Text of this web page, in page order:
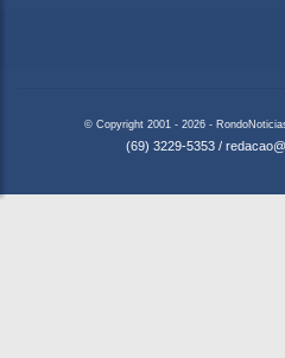
© Copyright 2001 - 2026 -
(69) 3229-5353 /